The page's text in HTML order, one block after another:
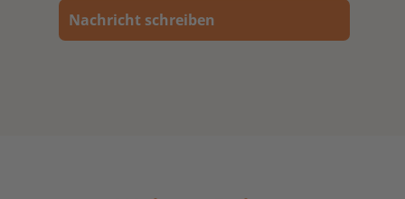
Nachricht schreiben